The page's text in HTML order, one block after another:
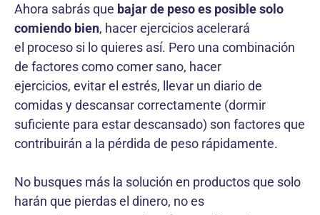
Ahora sabrás que bajar de peso es posible solo
comiendo bien, hacer ejercicios acelerará
el proceso si lo quieres así. Pero una combinación
de factores como comer sano, hacer
ejercicios, evitar el estrés, llevar un diario de
comidas y descansar correctamente (dormir
suficiente para estar descansado) son factores que
contribuirán a la pérdida de peso rápidamente.
No busques más la solución en productos que solo
harán que pierdas el dinero, no es